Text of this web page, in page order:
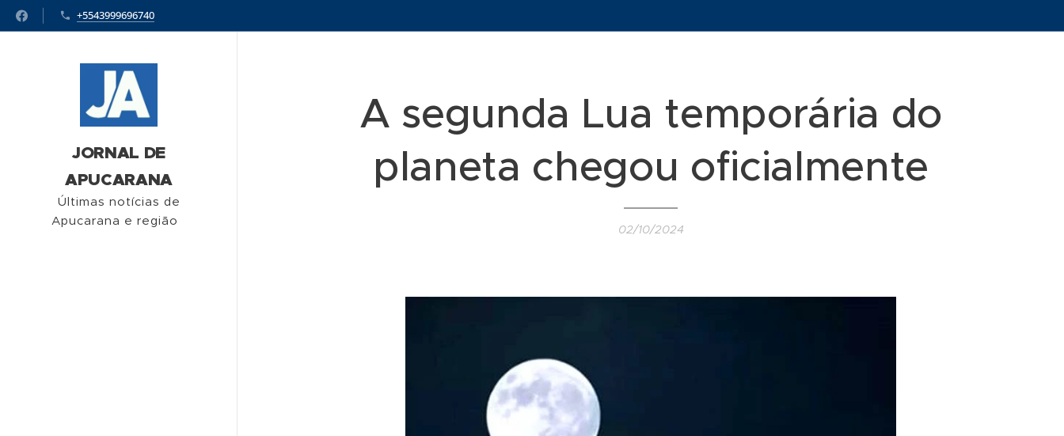
+5543999696740
JORNAL DE
APUCARANA
Últimas notícias de
Apucarana e região
A segunda Lua temporária do
planeta chegou oficialmente
02/10/2024